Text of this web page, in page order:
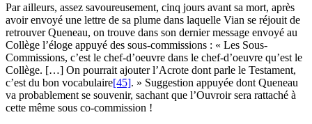
Par ailleurs, assez savoureusement, cinq jours avant sa mort, après
avoir envoyé une lettre de sa plume dans laquelle Vian se réjouit de
retrouver Queneau, on trouve dans son dernier message envoyé au
Collège l’éloge appuyé des sous-commissions : « Les Sous-
Commissions, c’est le chef-d’oeuvre dans le chef-d’oeuvre qu’est le
Collège. […] On pourrait ajouter l’Acrote dont parle le Testament,
c’est du bon vocabulaire[45]. » Suggestion appuyée dont Queneau
va probablement se souvenir, sachant que l’Ouvroir sera rattaché à
cette même sous co-commission !